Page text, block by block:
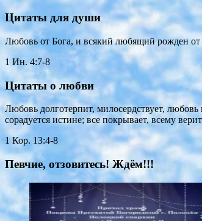
Цитаты для души
Любовь от Бога, и всякий любящий рожден от
1 Ин. 4:7-8
Цитаты о любви
Любовь долготерпит, милосердствует, любовь
сорадуется истине; все покрывает, всему
1 Кор. 13:4-8
Певчие, отзовитесь! Ждём!!!